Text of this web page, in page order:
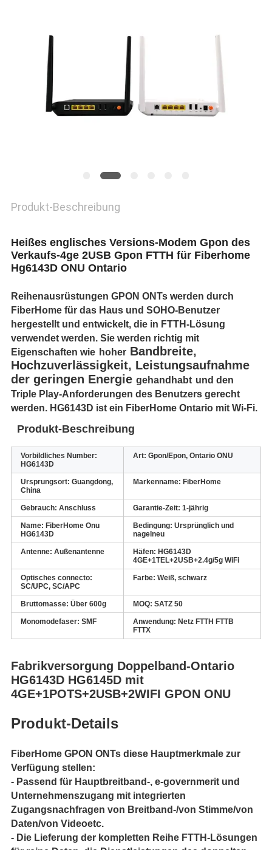
SITEMAP
PRIVACY
POLICY
Produkt-Beschreibung
Heißes englisches Versions-Modem Gpon des
Verkaufs-4ge 2USB Gpon FTTH für Fiberhome
Hg6143D ONU Ontario
Reihenausrüstungen GPON ONTs werden durch
FiberHome für das Haus und SOHO-Benutzer
hergestellt und entwickelt, die in FTTH-Lösung
verwendet werden. Sie werden richtig mit
Eigenschaften wie hoherBandbreite,
Hochzuverlässigkeit, Leistungsaufnahme
der geringen Energie gehandhabt und den
Triple Play-Anforderungen des Benutzers gerecht
werden. HG6143D ist ein FiberHome Ontario mit Wi-Fi.
Produkt-Beschreibung
Vorbildliches Number:
HG6143D
Art: Gpon/Epon, Ontario ONU
Ursprungsort: Guangdong,
China
Markenname: FiberHome
Gebrauch: Anschluss Garantie-Zeit: 1-jährig
Name: FiberHome Onu
HG6143D
Bedingung: Ursprünglich und
nagelneu
Antenne: Außenantenne
Häfen: HG6143D
4GE+1TEL+2USB+2.4g/5g WiFi
Optisches connecto:
SC/UPC, SC/APC
Farbe: Weiß, schwarz
Bruttomasse: Über 600g MOQ: SATZ 50
Monomodefaser: SMF Anwendung: Netz FTTH FTTB
FTTX
Fabrikversorgung Doppelband-Ontario
HG6143D HG6145D mit
4GE+1POTS+2USB+2WIFI GPON ONU
Produkt-Details
FiberHome GPON ONTs diese Hauptmerkmale zur
Verfügung stellen:
- Passend für Hauptbreitband-, e-governmerit und
Unternehmenszugang mit integrierten
Zugangsnachfragen von Breitband-/von Stimme/von
Daten/von Videoetc.
- Die Lieferung der kompletten Reihe FTTH-Lösungen